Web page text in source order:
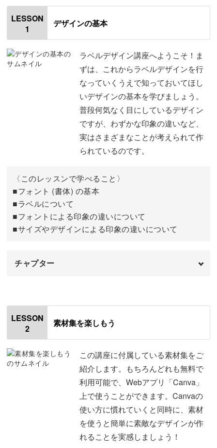
わずかなフォントの違いや、サイズ、色の変化によって、
デザインの印象は大きく変わってきます。
そうしたデザインの基礎知識を確認して、ラベル作りに活
素材集を活用して多彩なデザインを
デザインの基礎を学んだとしても、文字やイラスト、フレ
ームなどを一から作っていくのは、やっぱり大変。
でもご安心ください。
受講者様には、私が作成した素材集を使っていただけるよ
たくさんの文字やモチーフをデータにしましたので、ぜひ
※本講座を受講されていない方への素材の配布、および商
用利用はご遠慮ください。
作ったラベルは実際に活躍
こしょう入れやコーヒーキャニスター、洋服タンス、ボト
LESSON
1
デザインの基本
ラベルデザイン講座へようこそ！ま
ずは、これからラベルデザインを行
なっていくうえで知っておいてほし
いデザインの基本を学びましょう。
普段何気なく目にしているデザイン
ですが、わずかな印象の違いなど、
実はさまざまなことが考えられて作
られているのです。
〈このレッスンで学べること〉
■フォント (書体) の基本
■ラベルについて
■フォントによる印象の違いについて
■サイズやデザインによる印象の違いについて
チャプター
はじめに
サンセリフとセリフについて
ラベルについて 02:56
フォントによる印象の違い 03:40
サイズやデザインによる印象の違い 05:26
06:42
LESSON
2
素材集を楽しもう
この講座に付属している素材集をご
紹介します。もちろんどれも無料で
利用可能で、Webアプリ「Canva」
上で使うことができます。Canvaの
使い方に慣れていくと同時に、素材
を使うと簡単に素敵なデザインが作
れることを実感しましょう！